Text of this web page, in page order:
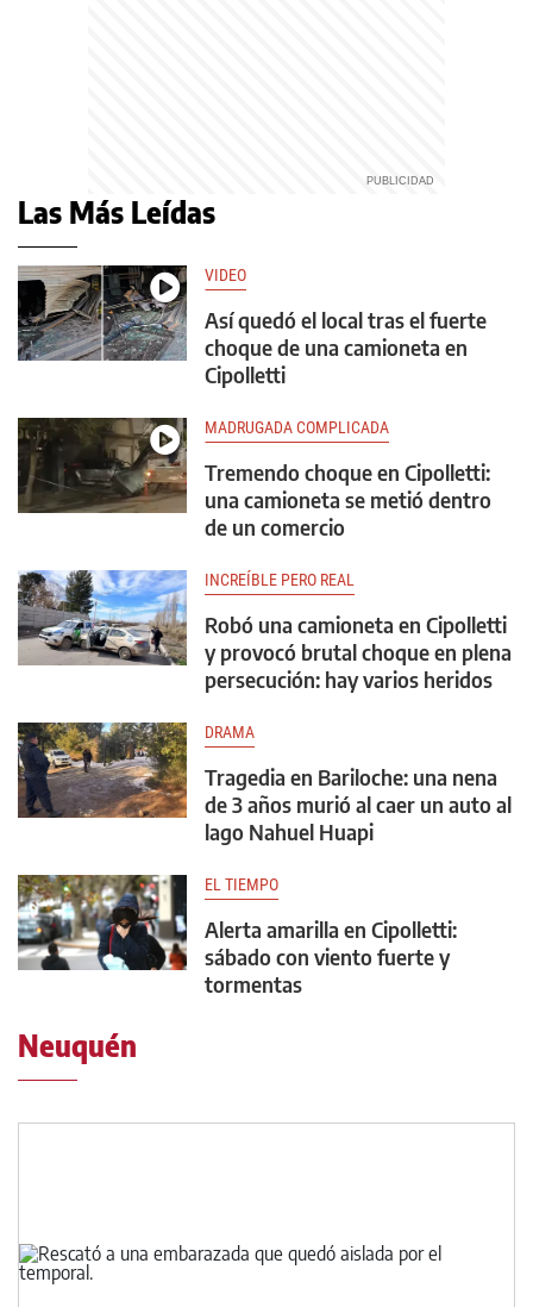
Las Más Leídas
VIDEO
Así quedó el local tras el fuerte
choque de una camioneta en
Cipolletti
MADRUGADA COMPLICADA
Tremendo choque en Cipolletti:
una camioneta se metió dentro
de un comercio
INCREÍBLE PERO REAL
Robó una camioneta en Cipolletti
y provocó brutal choque en plena
persecución: hay varios heridos
DRAMA
Tragedia en Bariloche: una nena
de 3 años murió al caer un auto al
lago Nahuel Huapi
EL TIEMPO
Alerta amarilla en Cipolletti:
sábado con viento fuerte y
tormentas
Neuquén